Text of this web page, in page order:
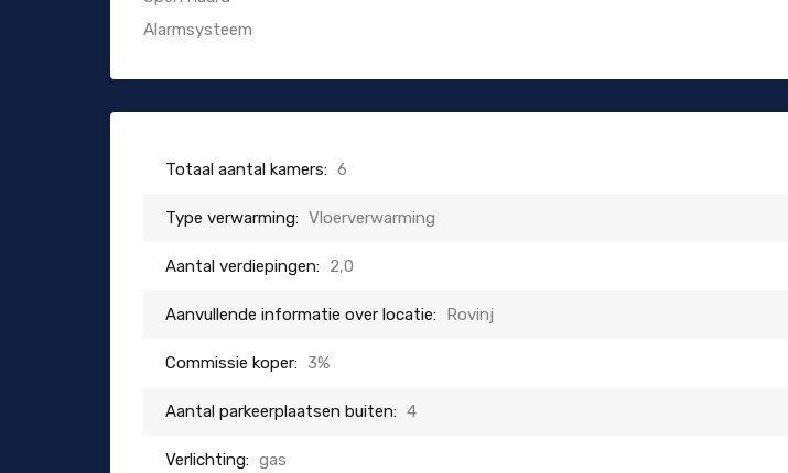
Alarmsysteem
Totaal aantal kamers: 6
Type verwarming: Vloerverwarming
Aantal verdiepingen: 2,0
Aanvullende informatie over locatie: Rovinj
Commissie koper: 3%
Aantal parkeerplaatsen buiten: 4
Verlichting: gas